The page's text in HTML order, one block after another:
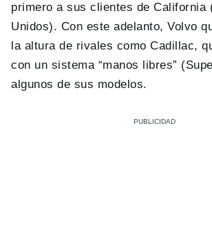
primero a sus clientes de California
Unidos). Con este adelanto, Volvo
la altura de rivales como Cadillac,
con un sistema “manos libres”
algunos de sus modelos.